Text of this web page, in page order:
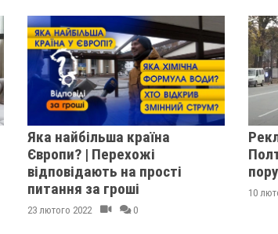
Яка найбільша країна
Європи? | Перехожі
відповідають на прості
питання за гроші
23 лютого 2022 0
10